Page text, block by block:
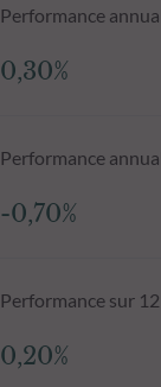
Performance
0,30%
Performance
-0,70%
Performance sur
0,20%